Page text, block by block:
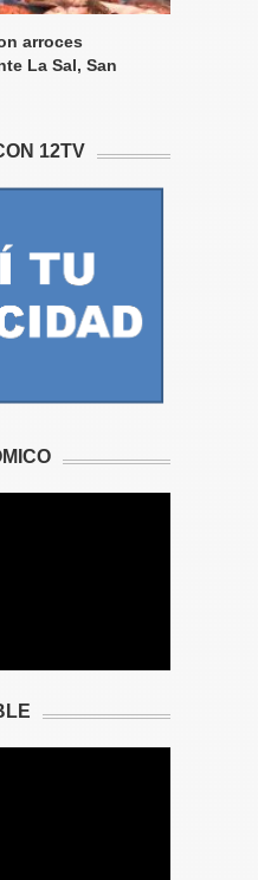
arroces
La Sal, San
12TV